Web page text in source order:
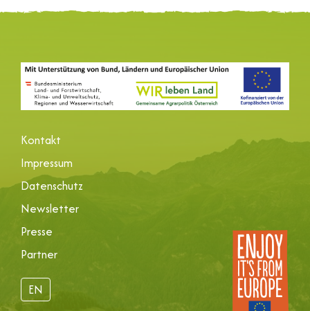
Kontakt
Impressum
Datenschutz
Newsletter
Presse
Partner
EN